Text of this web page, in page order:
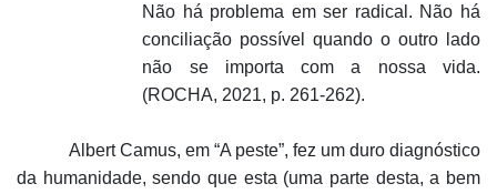
Não há problema em ser radical. Não há
conciliação possível quando o outro lado
não se importa com a nossa vida.
(ROCHA, 2021, p. 261-262).
Albert Camus, em “A peste”, fez um duro diagnóstico
da humanidade, sendo que esta (uma parte desta, a bem